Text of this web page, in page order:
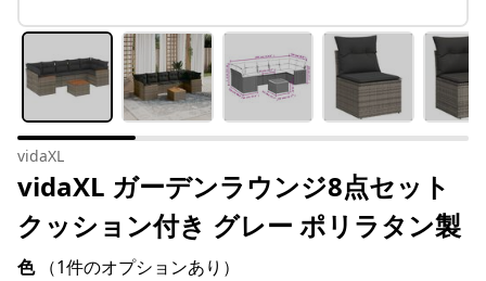
vidaXL
vidaXL ガーデンラウンジ8点セット
クッション付き グレー ポリラタン製
色 （1件のオプションあり）